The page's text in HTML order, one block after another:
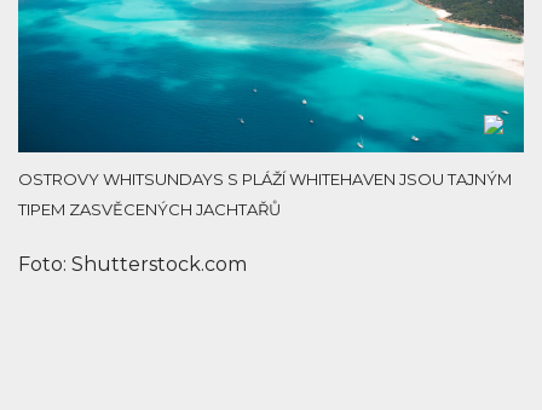
OSTROVY WHITSUNDAYS S PLÁŽÍ WHITEHAVEN JSOU TAJNÝM
TIPEM ZASVĚCENÝCH JACHTAŘŮ
Foto: Shutterstock.com